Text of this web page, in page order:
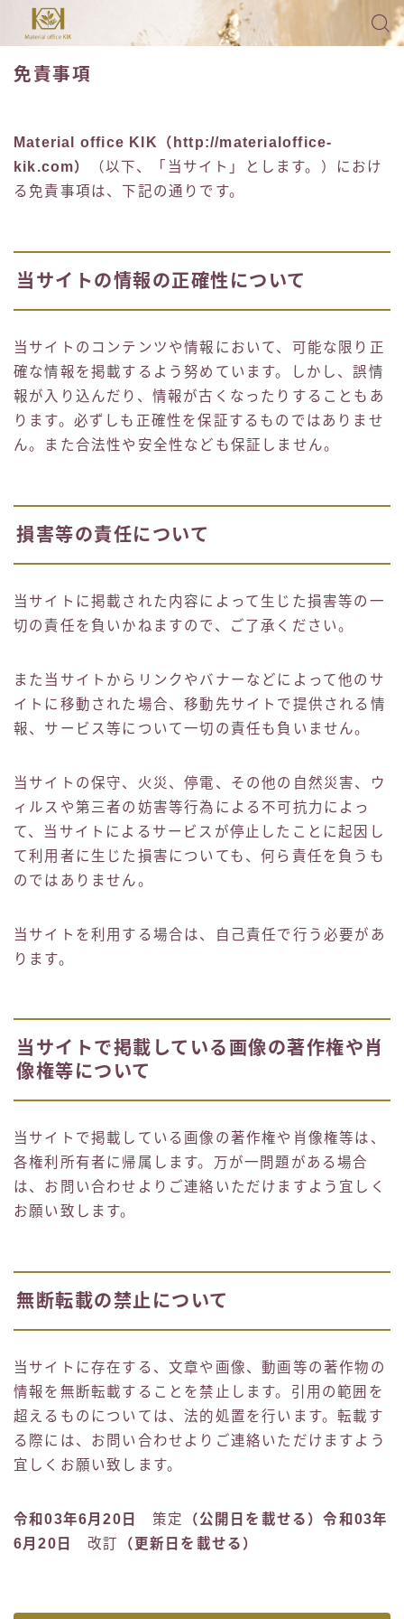
免責事項
Material office KIK（http://materialoffice-
kik.com）
（以下、「当サイト」とします。）におけ
る免責事項は、下記の通りです。
当サイトの情報の正確性について
当サイトのコンテンツや情報において、可能な限り正
確な情報を掲載するよう努めています。しかし、誤情
報が入り込んだり、情報が古くなったりすることもあ
ります。必ずしも正確性を保証するものではありませ
ん。また合法性や安全性なども保証しません。
損害等の責任について
当サイトに掲載された内容によって生じた損害等の一
切の責任を負いかねますので、ご了承ください。
また当サイトからリンクやバナーなどによって他のサ
イトに移動された場合、移動先サイトで提供される情
報、サービス等について一切の責任も負いません。
当サイトの保守、火災、停電、その他の自然災害、ウ
ィルスや第三者の妨害等行為による不可抗力によっ
て、当サイトによるサービスが停止したことに起因し
て利用者に生じた損害についても、何ら責任を負うも
のではありません。
当サイトを利用する場合は、自己責任で行う必要があ
ります。
当サイトで掲載している画像の著作権や肖
像権等について
当サイトで掲載している画像の著作権や肖像権等は、
各権利所有者に帰属します。万が一問題がある場合
は、お問い合わせよりご連絡いただけますよう宜しく
お願い致します。
無断転載の禁止について
当サイトに存在する、文章や画像、動画等の著作物の
情報を無断転載することを禁止します。引用の範囲を
超えるものについては、法的処置を行います。転載す
る際には、お問い合わせよりご連絡いただけますよう
宜しくお願い致します。
令和03年6月20日 策定
（公開日を載せる）令和03年
6月20日
改訂 （更新日を載せる）